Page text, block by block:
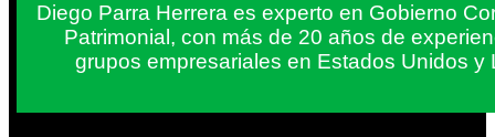
Diego Parra Herrera es experto en Gobierno
Patrimonial, con más de 20 años de
grupos empresariales en Estados Unidos y